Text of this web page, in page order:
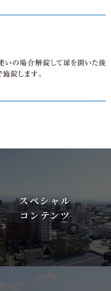
スペシャル
コンテンツ